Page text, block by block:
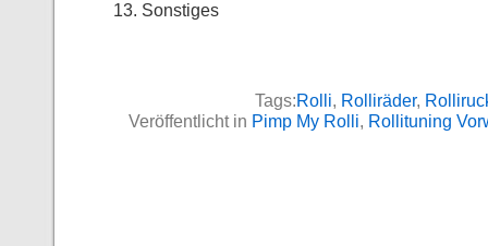
Sonstiges
Tags:Rolli, Rolliräder,
Veröffentlicht in Pimp My Rolli, Rollituning